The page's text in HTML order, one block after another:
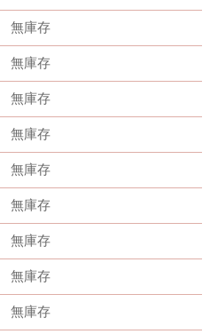
無庫存
無庫存
無庫存
無庫存
無庫存
無庫存
無庫存
無庫存
無庫存